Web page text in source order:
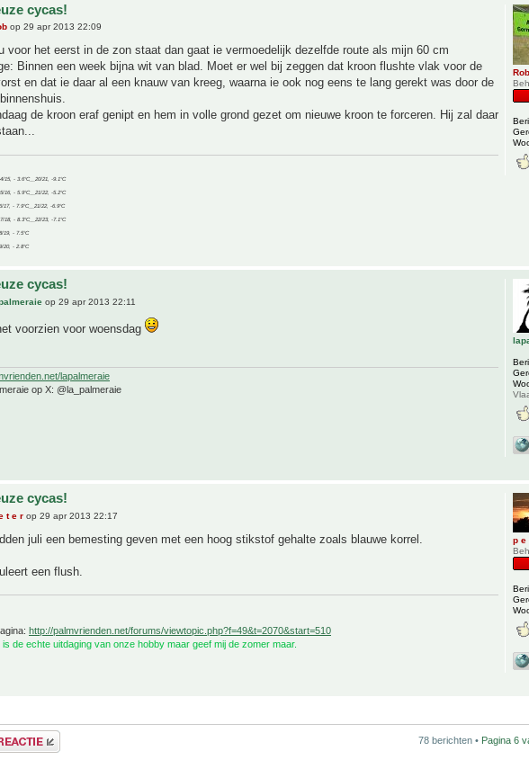
cycas!
op 29 apr 2013 22:09
voor het eerst in de zon staat dan gaat ie vermoedelijk dezelfde route als mijn 60 cm
Binnen een week bijna wit van blad. Moet er wel bij zeggen dat kroon flushte vlak voor de
en dat ie daar al een knauw van kreeg, waarna ie ook nog eens te lang gerekt was door de
de kroon eraf genipt en hem in volle grond gezet om nieuwe kroon te forceren. Hij zal daar
15, - 3.6°C__20/21, -9.1°C
16, - 5.9°C__21/22, -5.2°C
17, - 7.9°C__21/22, -6.9°C
18, - 8.3°C__22/23, -7.1°C
19, - 7.5°C
20, - 2.8°C
Rob
cycas!
op 29 apr 2013 22:11
voorzien voor woensdag
lapalmeraie
op X: @la_palmeraie
cycas!
t e r op 29 apr 2013 22:17
juli een bemesting geven met een hoog stikstof gehalte zoals blauwe korrel.
een flush.
http://palmvrienden.net/forums/viewtopic.php?f=49&t=2070&start=510
is de echte uitdaging van onze hobby maar geef mij de zomer maar.
p e
78 berichten • Pagina 6